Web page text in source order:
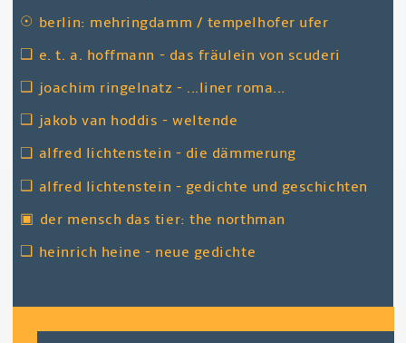
☉ berlin: mehringdamm / tempelhofer ufer
❑ e. t. a. hoffmann - das fräulein von scuderi
❑ joachim ringelnatz - ...liner roma...
❑ jakob van hoddis - weltende
❑ alfred lichtenstein - die dämmerung
❑ alfred lichtenstein - gedichte und geschichten
▣ der mensch das tier: the northman
❑ heinrich heine - neue gedichte